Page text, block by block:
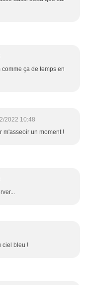
comme ça de temps en
2022 10:48
m'asseoir un moment !
ciel bleu !